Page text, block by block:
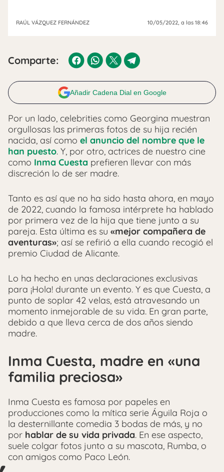
RAÚL VÁZQUEZ FERNÁNDEZ 10/05/2022 , a las 18:46
Comparte:
Añadir Cadena Dial en Google
Por un lado, celebrities como Georgina muestran
orgullosas las primeras fotos de su hija recién
nacida, así como el anuncio del nombre que le
han puesto. Y, por otro, actrices de nuestro cine
como Inma Cuesta prefieren llevar con más
discreción lo de ser madre.
Tanto es así que no ha sido hasta ahora, en mayo
de 2022, cuando la famosa intérprete ha hablado
por primera vez de la hija que tiene junto a su
pareja. Esta última es su «mejor compañera de
aventuras»; así se refirió a ella cuando recogió el
premio Ciudad de Alicante.
Lo ha hecho en unas declaraciones exclusivas
para ¡Hola! durante un evento. Y es que Cuesta, a
punto de soplar 42 velas, está atravesando un
momento inmejorable de su vida. En gran parte,
debido a que lleva cerca de dos años siendo
madre.
Inma Cuesta, madre en «una
familia preciosa»
Inma Cuesta es famosa por papeles en
producciones como la mítica serie Águila Roja o
la desternillante comedia 3 bodas de más, y no
por hablar de su vida privada. En ese aspecto,
suele colgar fotos junto a su mascota, Rumba, o
con amigos como Paco León.